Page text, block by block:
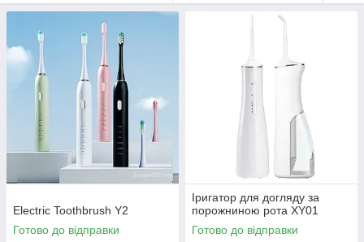
Electric Toothbrush Y2
Готово до відправки
Іригатор для догляду за
порожниною рота XY01
Готово до відправки